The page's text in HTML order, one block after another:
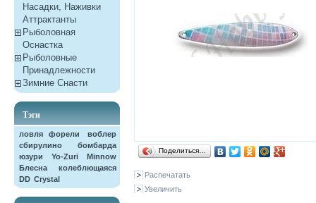
Насадки, Наживки
Aттрактанты
Рыболовная
Оснастка
Рыболовные
Принадлежности
Зимние Снасти
Тэги
ловля форели
воблер
сбирулино
бомбарда
юзури
Yo-Zuri
Minnow
Блесна колеблющаяся
DD Crystal
Поделиться…
Распечатать
Увеличить